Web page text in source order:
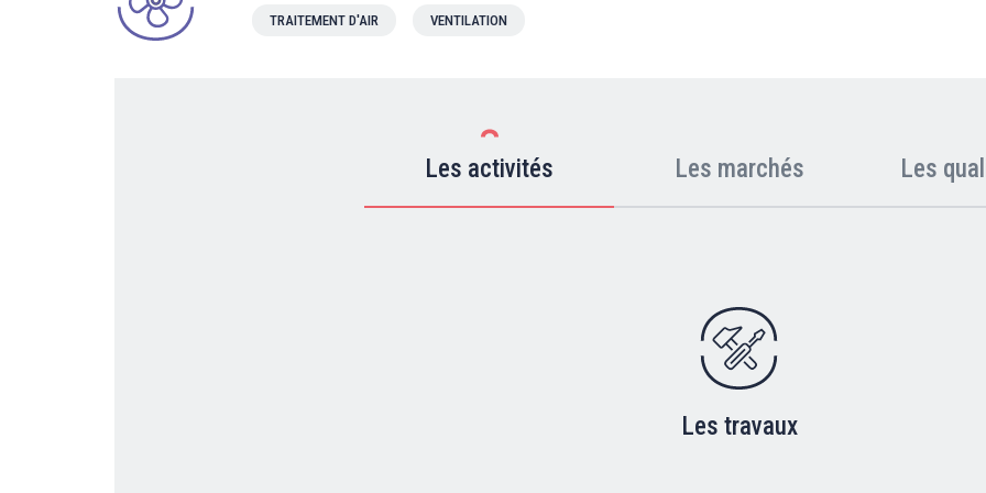
TRAITEMENT D'AIR VENTILATION
Les activités Les marchés Les
Les travaux